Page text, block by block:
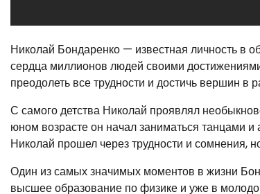
Николай Бондаренко — известная личность в
сердца миллионов людей своими
преодолеть все трудности и достичь вершин в
С самого детства Николай проявлял
юном возрасте он начал заниматься танцами
Николай прошел через трудности и сомнения,
Один из самых значимых моментов в жизни
высшее образование по физике и уже в